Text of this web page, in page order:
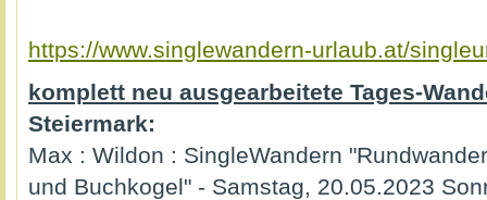
https://www.singlewandern-urlaub.at/
komplett neu ausgearbeitete Tages-
Steiermark:
Max : Wildon : SingleWandern
und Buchkogel" - Samstag, 20.05.2023